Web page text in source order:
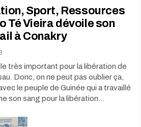
Sport, Ressources
Té Vieira dévoile son
à Conakry
très important pour la libération de
Donc, on ne peut pas oublier ça,
le peuple de Guinée qui a travaillé
son sang pour la libération…